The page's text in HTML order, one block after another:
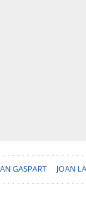
GASPART JOAN